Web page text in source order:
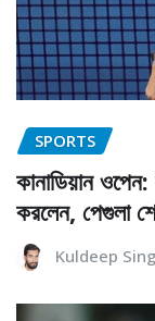
SPORTS
কানাডিয়ান
করলেন, পেগুলা
Kuldeep